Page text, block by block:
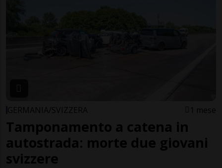
GERMANIA/SVIZZERA 1 mese
Tamponamento a catena in
autostrada: morte due giovani
svizzere